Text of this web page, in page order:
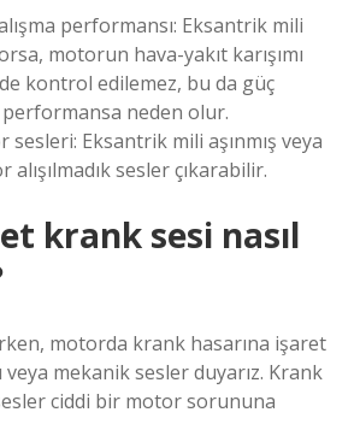
performansı: Eksantrik mili
motorun hava-yakıt karışımı
kontrol edilemez, bu da güç
performansa neden olur.
sesleri: Eksantrik mili aşınmış veya
alışılmadık sesler çıkarabilir.
krank sesi nasıl
motorda krank hasarına işaret
veya mekanik sesler duyarız. Krank
ciddi bir motor sorununa